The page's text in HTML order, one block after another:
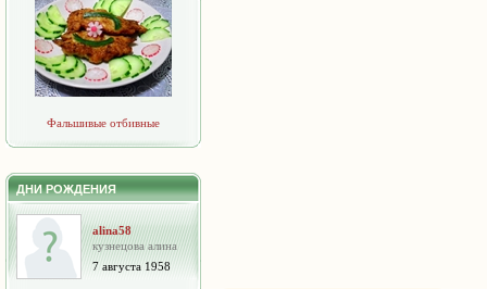
Фальшивые отбивные
ДНИ РОЖДЕНИЯ
alina58
кузнецова алина
7 августа 1958